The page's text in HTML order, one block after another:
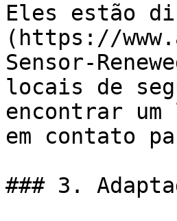
Eles estão
(https://
Sensor-
locais de
encontrar
em contato
### 3.